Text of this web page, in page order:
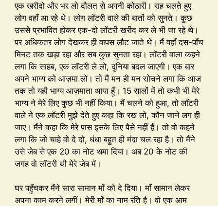
एक खरीदो और भर लो दौलत से अपनी कोठारी। राह चलते हुए
लोग वहाँ आ रहे थे। लोग लॉटरी वाले की बातों को सुनते। कुछ
उससे प्रभावित होकर एक-दो लॉटरी खरीद कर ले भी जा रहे थे।
पर अधिकतर लोग देखकर ही वापस लौट जाते थे। मैं वहाँ दस-पाँच
मिनट तक खड़ा रहा और सब कुछ सुनता रहा। लॉटरी वाला कहने
लगा कि साहब, एक लॉटरी ले लो, दुनिया बदल जाएगी। एक बार
अपने भाग्य को आज़मा लो। तो मैं मन ही मन सोचने लगा कि आज
तक तो यही भाग्य आज़माता आया हूँ। 15 सालों में तो कभी भी मेरे
भाग्य ने मेरे लिए कुछ भी नहीं किया। मैं चलने को हुआ, तो लॉटरी
वाले ने एक लॉटरी मुझे देते हुए कहा कि रख लो, कौन जाने लग ही
जाए। मैंने कहा कि मेरे पास इसके लिए पैसे नहीं हैं। तो वो कहने
लगा कि जो चाहे वो दे दो, धंधा बहुत ही मंदा चल रहा है। तो मैंने
उसे जेब से एक 20 का नोट थमा दिया। अब 20 के नोट की
जगह वो लॉटरी थी मेरे जेब में।
घर पहुँचकर मैंने सारा सामान माँ को दे दिया। माँ सामान लेकर
अपना काम करने लगीं। मेरी माँ का नाम रति है। वो एक आम